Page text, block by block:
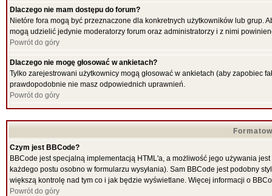
Dlaczego nie mam dostępu do forum?
Nietóre fora mogą być przeznaczone dla konkretnych użytkowników lub grup.
mogą udzielić jedynie moderatorzy forum oraz administratorzy i z nimi
Powrót do góry
Dlaczego nie mogę głosować w ankietach?
Tylko zarejestrowani użytkownicy mogą głosować w ankietach (aby zapobiec
prawdopodobnie nie masz odpowiednich uprawnień.
Powrót do góry
Czym jest BBCode?
BBCode jest specjalną implementacją HTML'a, a możliwość jego używania
każdego postu osobno w formularzu wysyłania). Sam BBCode jest podobny
większą kontrolę nad tym co i jak będzie wyświetlane. Więcej informacji o
Powrót do góry